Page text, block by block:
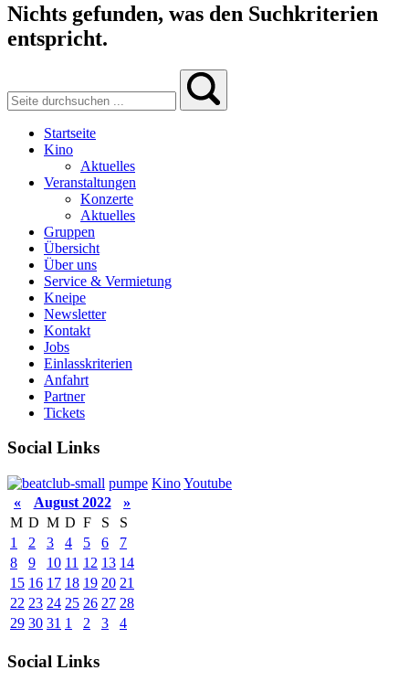
Nichts gefunden, was den Suchkriterien
entspricht.
Startseite
Kino
Aktuelles
Veranstaltungen
Konzerte
Aktuelles
Gruppen
Übersicht
Über uns
Service & Vermietung
Kneipe
Newsletter
Kontakt
Jobs
Einlasskriterien
Anfahrt
Partner
Tickets
Social Links
pumpe KinoYoutube
«
August 2022
»
M D M D F S
S
1
2 3 4 5 6
7
8
9 10 11 12 13 14
15 16 17 18 19 20 21
22 23 24 25 26 27 28
29 30 31 1 2 3 4
Social Links